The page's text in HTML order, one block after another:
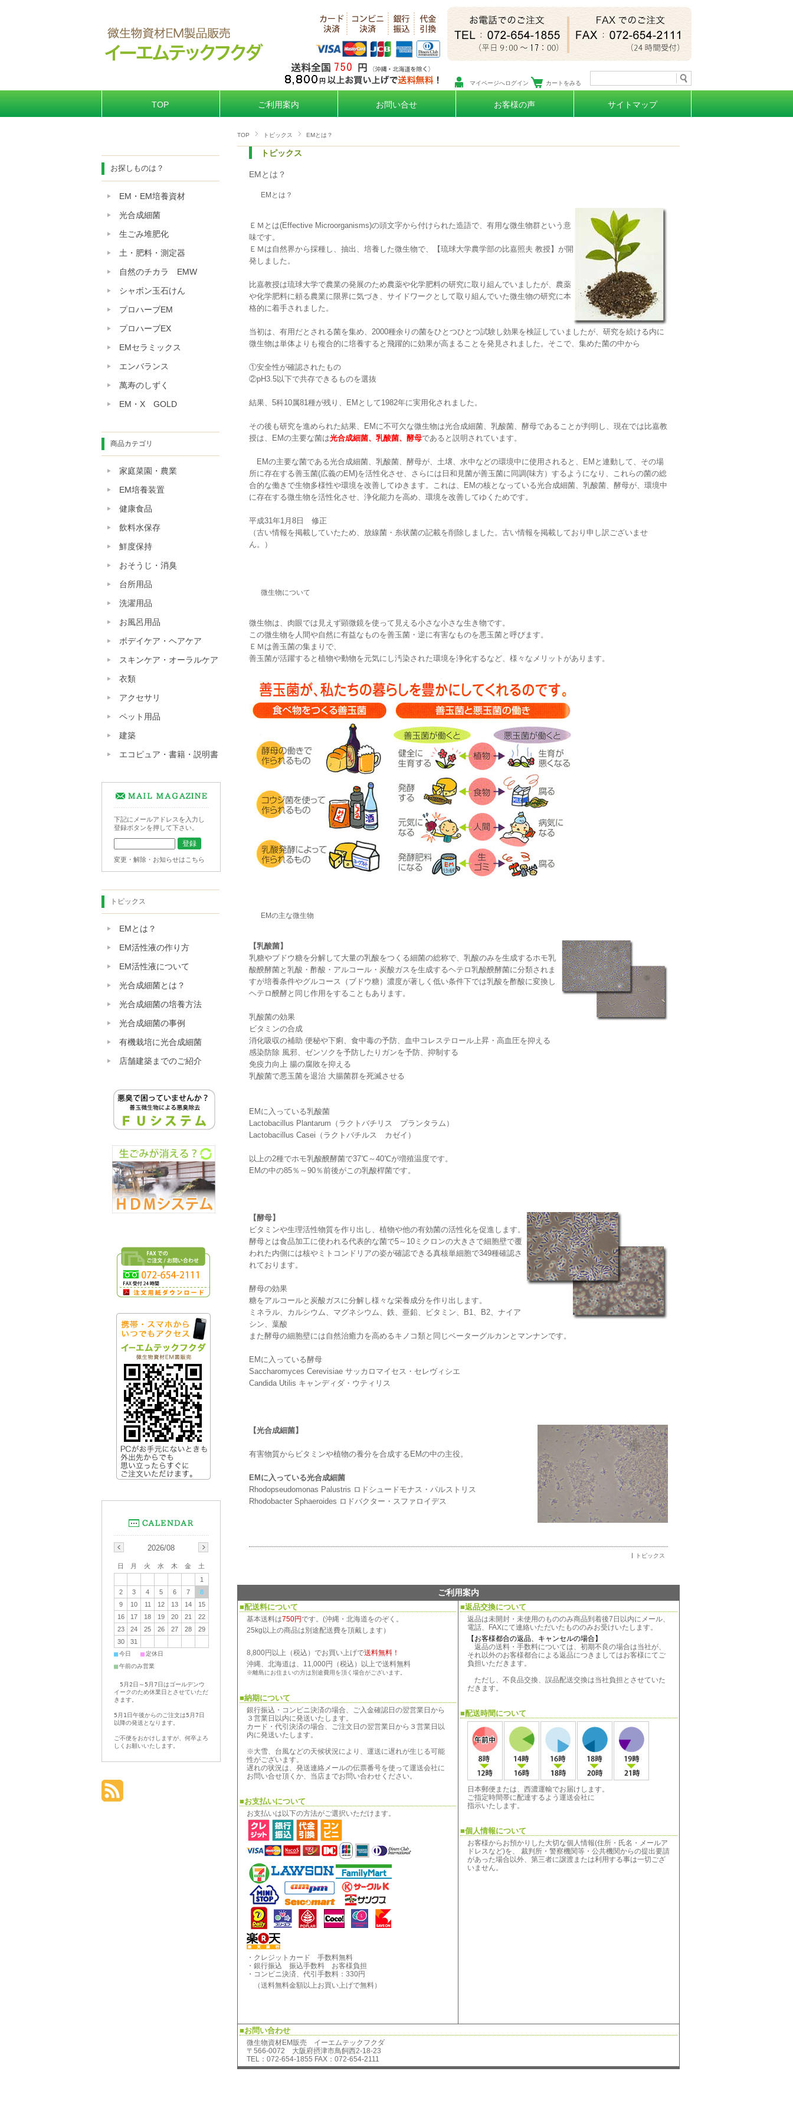
マイページへログイン カートをみる
TOP ご利用案内 お問い合せ お客様の声 サイトマップ
TOP トピックス EMとは？
トピックス
EMとは？
EMとは？
ＥＭとは(Effective Microorganisms)の頭文字から付けられた造語で、有用な微生物群という意
味です。
ＥＭは自然界から採種し、抽出、培養した微生物で、【琉球大学農学部の比嘉照夫 教授】が開
発しました。
比嘉教授は琉球大学で農業の発展のため農薬や化学肥料の研究に取り組んでいましたが、農薬
や化学肥料に頼る農業に限界に気づき、サイドワークとして取り組んでいた微生物の研究に本
格的に着手されました。
当初は、有用だとされる菌を集め、2000種余りの菌をひとつひとつ試験し効果を検証していましたが、研究を続ける内に
微生物は単体よりも複合的に培養すると飛躍的に効果が高まることを発見されました。そこで、集めた菌の中から
①安全性が確認されたもの
②pH3.5以下で共存できるものを選抜
結果、5科10属81種が残り、EMとして1982年に実用化されました。
その後も研究を進められた結果、EMに不可欠な微生物は光合成細菌、乳酸菌、酵母であることが判明し、現在では比嘉教
授は、EMの主要な菌は光合成細菌、乳酸菌、酵母であると説明されています。
EMの主要な菌である光合成細菌、乳酸菌、酵母が、土壌、水中などの環境中に使用されると、EMと連動して、その場
所に存在する善玉菌(広義のEM)を活性化させ、さらには日和見菌が善玉菌に同調(味方）するようになり、これらの菌の総
合的な働きで生物多様性や環境を改善してゆきます。これは、EMの核となっている光合成細菌、乳酸菌、酵母が、環境中
に存在する微生物を活性化させ、浄化能力を高め、環境を改善してゆくためです。
平成31年1月8日 修正
（古い情報を掲載していたため、放線菌・糸状菌の記載を削除しました。古い情報を掲載しており申し訳ございませ
ん。）
微生物について
微生物は、肉眼では見えず顕微鏡を使って見える小さな小さな生き物です。
この微生物を人間や自然に有益なものを善玉菌・逆に有害なものを悪玉菌と呼びます。
ＥＭは善玉菌の集まりで、
善玉菌が活躍すると植物や動物を元気にし汚染された環境を浄化するなど、様々なメリットがあります。
EMの主な微生物
【乳酸菌】
乳糖やブドウ糖を分解して大量の乳酸をつくる細菌の総称で、乳酸のみを生成するホモ乳
酸醗酵菌と乳酸・酢酸・アルコール・炭酸ガスを生成するヘテロ乳酸醗酵菌に分類されま
すが培養条件やグルコース（ブドウ糖）濃度が著しく低い条件下では乳酸を酢酸に変換し
ヘテロ醗酵と同じ作用をすることもあります。
乳酸菌の効果
ビタミンの合成
消化吸収の補助 便秘や下痢、食中毒の予防、血中コレステロール上昇・高血圧を抑える
感染防除 風邪、ゼンソクを予防したりガンを予防、抑制する
免疫力向上 腸の腐敗を抑える
乳酸菌で悪玉菌を退治 大腸菌群を死滅させる
EMに入っている乳酸菌
Lactobacillus Plantarum（ラクトバチリス プランタラム）
Lactobacillus Casei（ラクトバチルス カゼイ）
以上の2種でホモ乳酸醗酵菌で37℃～40℃が増殖温度です。
EMの中の85％～90％前後がこの乳酸桿菌です。
【酵母】
ビタミンや生理活性物質を作り出し、植物や他の有効菌の活性化を促進します。
酵母とは食品加工に使われる代表的な菌で5～10ミクロンの大きさで細胞壁で覆
われた内側には核やミトコンドリアの姿が確認できる真核単細胞で349種確認さ
れております。
酵母の効果
糖をアルコールと炭酸ガスに分解し様々な栄養成分を作り出します。
ミネラル、カルシウム、マグネシウム、鉄、亜鉛、ビタミン、B1、B2、ナイア
シン、葉酸
また酵母の細胞壁には自然治癒力を高めるキノコ類と同じベーターグルカンとマンナンです。
EMに入っている酵母
Saccharomyces Cerevisiae サッカロマイセス・セレヴィシエ
Candida Utilis キャンディダ・ウティリス
【光合成細菌】
有害物質からビタミンや植物の養分を合成するEMの中の主役。
EMに入っている光合成細菌
Rhodopseudomonas Palustris ロドシュードモナス・パルストリス
Rhodobacter Sphaeroides ロドバクター・スファロイデス
トピックス
ご利用案内
■配送料について
基本送料は750円です。(沖縄・北海道をのぞく。
25kg以上の商品は別途配送費を頂戴します）
8,800円以上（税込）でお買い上げで送料無料！
沖縄、北海道は、11,000円（税込）以上で送料無料
※離島にお住まいの方は別途費用を頂く場合がございます。
■納期について
銀行振込・コンビニ決済の場合、ご入金確認日の翌営業日から
３営業日以内に発送いたします。
カード・代引決済の場合、ご注文日の翌営業日から３営業日以
内に発送いたします。
※大雪、台風などの天候状況により、運送に遅れが生じる可能
性がございます。
遅れの状況は、発送連絡メールの伝票番号を使って運送会社に
お問い合せ頂くか、当店までお問い合わせください。
■お支払いについて
お支払いは以下の方法がご選択いただけます。
・クレジットカード 手数料無料
・銀行振込 振込手数料 お客様負担
・コンビニ決済、代引手数料：330円
（送料無料金額以上お買い上げで無料）
■返品交換について
返品は未開封・未使用のもののみ商品到着後7日以内にメール、
電話、FAXにて連絡いただいたもののみお受けいたします。
【お客様都合の返品、キャンセルの場合】
返品の送料・手数料については、初期不良の場合は当社が、
それ以外のお客様都合による返品につきましてはお客様にてご
負担いただきます。
ただし、不良品交換、誤品配送交換は当社負担とさせていた
だきます。
■配送時間について
日本郵便または、西濃運輸でお届けします。
ご指定時間帯に配達するよう運送会社に
指示いたします。
■個人情報について
お客様からお預かりした大切な個人情報(住所・氏名・メールア
ドレスなど)を、 裁判所・警察機関等・公共機関からの提出要請
があった場合以外、第三者に譲渡または利用する事は一切ござ
いません。
■お問い合わせ
微生物資材EM販売 イーエムテックフクダ
〒566-0072 大阪府摂津市鳥飼西2-18-23
TEL：072-654-1855 FAX：072-654-2111
お探しものは？
EM・EM培養資材
光合成細菌
生ごみ堆肥化
土・肥料・測定器
自然のチカラ EMW
シャボン玉石けん
プロハーブEM
プロハーブEX
EMセラミックス
エンバランス
萬寿のしずく
EM・X GOLD
商品カテゴリ
家庭菜園・農業
EM培養装置
健康食品
飲料水保存
鮮度保持
おそうじ・消臭
台所用品
洗濯用品
お風呂用品
ボデイケア・ヘアケア
スキンケア・オーラルケア
衣類
アクセサリ
ペット用品
建築
エコピュア・書籍・説明書
下記にメールアドレスを入力し
登録ボタンを押して下さい。
変更・解除・お知らせはこちら
トピックス
EMとは？
EM活性液の作り方
EM活性液について
光合成細菌とは？
光合成細菌の培養方法
光合成細菌の事例
有機栽培に光合成細菌
店舗建築までのご紹介
2026/08
日 月 火 水 木 金
土
1
2
3 4 5 6 7
8
9
10 11 12 13 14
15
16
17 18 19 20 21
22
23
24 25 26 27 28
29
30
31
■今日 ■定休日
■午前のみ営業
5月2日～5月7日はゴールデンウ
イークのため休業日とさせていただ
きます。
5月1日午後からのご注文は5月7日
以降の発送となります。
ご不便をおかけしますが、何卒よろ
しくお願いいたします。